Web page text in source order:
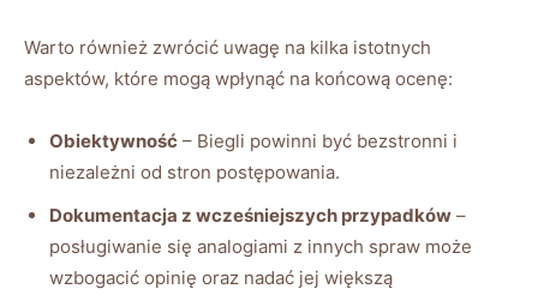
Warto również zwrócić uwagę na kilka istotnych
aspektów, które mogą wpłynąć na końcową ocenę:
Obiektywność – Biegli powinni być bezstronni i
niezależni od stron postępowania.
Dokumentacja z wcześniejszych przypadków –
posługiwanie się analogiami z innych spraw może
wzbogacić opinię oraz nadać jej większą